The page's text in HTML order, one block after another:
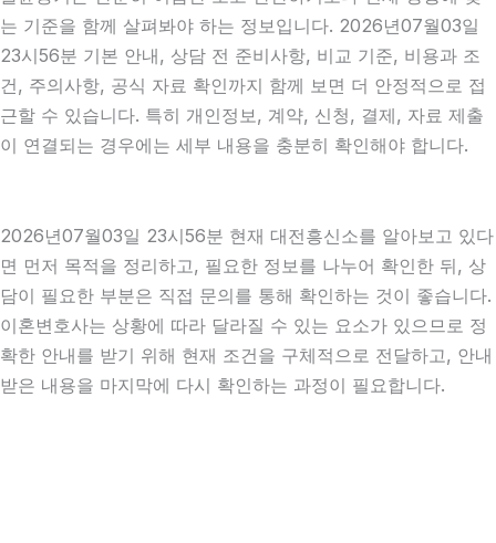
는 기준을 함께 살펴봐야 하는 정보입니다. 2026년07월03일
23시56분 기본 안내, 상담 전 준비사항, 비교 기준, 비용과 조
건, 주의사항, 공식 자료 확인까지 함께 보면 더 안정적으로 접
근할 수 있습니다. 특히 개인정보, 계약, 신청, 결제, 자료 제출
이 연결되는 경우에는 세부 내용을 충분히 확인해야 합니다.
2026년07월03일 23시56분 현재 대전흥신소를 알아보고 있다
면 먼저 목적을 정리하고, 필요한 정보를 나누어 확인한 뒤, 상
담이 필요한 부분은 직접 문의를 통해 확인하는 것이 좋습니다.
이혼변호사는 상황에 따라 달라질 수 있는 요소가 있으므로 정
확한 안내를 받기 위해 현재 조건을 구체적으로 전달하고, 안내
받은 내용을 마지막에 다시 확인하는 과정이 필요합니다.